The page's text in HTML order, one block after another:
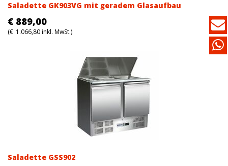
Saladette GK903VG mit geradem Glasaufbau
€ 889,00
(€ 1.066,80inkl. MwSt.)
Saladette GSS902